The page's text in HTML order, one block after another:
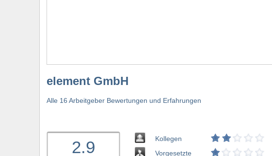
element GmbH
Alle 16 Arbeitgeber Bewertungen und Erfahrungen
2.9
Kollegen
Vorgesetzte